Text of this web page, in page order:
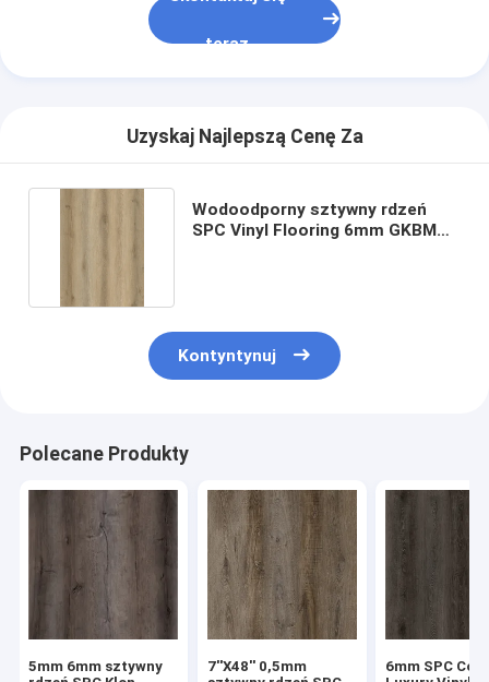
teraz
Uzyskaj Najlepszą Cenę Za
Wodoodporny sztywny rdzeń
SPC Vinyl Flooring 6mm GKBM
Kontyntynuj
Polecane Produkty
5mm 6mm sztywny
7''X48'' 0,5mm
6mm SPC Core